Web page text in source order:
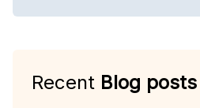
Recent Blog posts